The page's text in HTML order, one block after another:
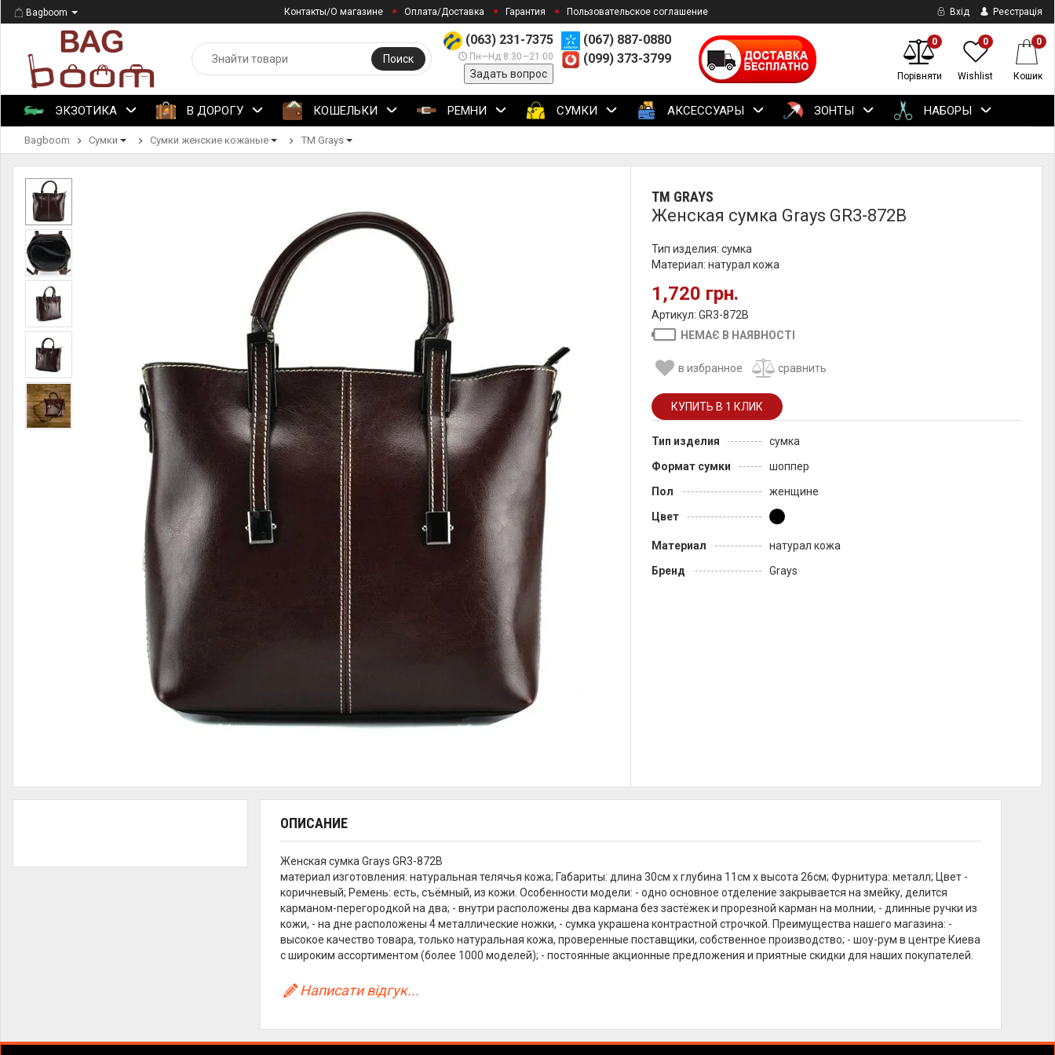
Bagboom Контакты/О магазине Оплата/Доставка Гарантия Пользовательское соглашение Вхід Реєстрація
(063) 231-7375
Пн—Нд 8:30—21:00
Задать вопрос
(067) 887-0880
(099) 373-3799
Поиск
0
Порівняти
0
Wishlist
0
Кошик
ЭКЗОТИКА В ДОРОГУ КОШЕЛЬКИ РЕМНИ СУМКИ АКСЕССУАРЫ ЗОНТЫ НАБОРЫ
Bagboom Сумки Сумки женские кожаные ТМ Grays
ТМ GRAYS
Женская сумка Grays GR3-872B
Тип изделия: сумка
Материал: натурал кожа
1,720 грн.
Артикул: GR3-872B
НЕМАЄ В НАЯВНОСТІ
в избранное сравнить
Тип изделия
сумка
Формат сумки
шоппер
Пол
женщине
Цвет
Материал
натурал кожа
Бренд
Grays
ОПИСАНИЕ
Женская сумка Grays GR3-872B
материал изготовления: натуральная телячья кожа; Габариты: длина 30см х глубина 11см х высота 26см; Фурнитура: металл; Цвет -
коричневый; Ремень: есть, съёмный, из кожи. Особенности модели: - одно основное отделение закрывается на змейку, делится
карманом-перегородкой на два; - внутри расположены два кармана без застёжек и прорезной карман на молнии, - длинные ручки из
кожи, - на дне расположены 4 металлические ножки, - сумка украшена контрастной строчкой. Преимущества нашего магазина: -
высокое качество товара, только натуральная кожа, проверенные поставщики, собственное производство; - шоу-рум в центре Киева
с широким ассортиментом (более 1000 моделей); - постоянные акционные предложения и приятные скидки для наших покупателей.
Написати відгук...